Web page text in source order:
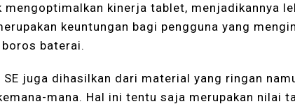
mengoptimalkan kinerja tablet, menjadikannya
keuntungan bagi pengguna yang
baterai.
SE juga dihasilkan dari material yang ringan
mana. Hal ini tentu saja merupakan nilai